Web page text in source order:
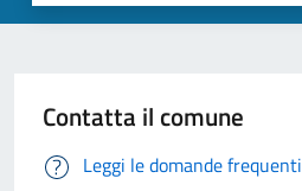
Contatta il comune
Leggi le domande frequenti